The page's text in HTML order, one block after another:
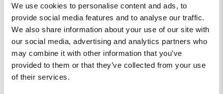
We use cookies to personalise content and ads, to
provide social media features and to analyse our traffic.
We also share information about your use of our site with
our social media, advertising and analytics partners who
may combine it with other information that you’ve
provided to them or that they’ve collected from your use
of their services.
PODCAST EM ONCOLOGIA